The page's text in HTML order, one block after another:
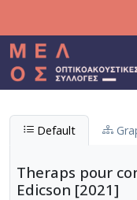
Default
Theraps pour
Edicson [2021]